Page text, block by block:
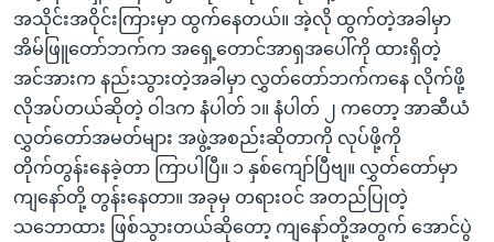
အသိုင်းအဝိုင်းကြားမှာ ထွက်နေတယ်။ အဲ့လို ထွက်တဲ့အခါမှာ
အိမ်ဖြူတော်ဘက်က အရှေ့တောင်အာရှအပေါ်ကို ထားရှိတဲ့
အင်အားက နည်းသွားတဲ့အခါမှာ လွှတ်တော်ဘက်ကနေ လိုက်ဖို့
လိုအပ်တယ်ဆိုတဲ့ ဝါဒက နံပါတ် ၁။ နံပါတ် ၂ ကတော့ အာဆီယံ
လွှတ်တော်အမတ်များ အဖွဲ့အစည်းဆိုတာကို လုပ်ဖို့ကို
တိုက်တွန်းနေခဲ့တာ ကြာပါပြီ။ ၁ နှစ်ကျော်ပြီဗျ။ လွှတ်တော်မှာ
ကျနော်တို့ တွန်းနေတာ။ အခုမှ တရားဝင် အတည်ပြုတဲ့
သဘောထား ဖြစ်သွားတယ်ဆိုတော့ ကျနော်တို့အတွက် အောင်ပွဲ